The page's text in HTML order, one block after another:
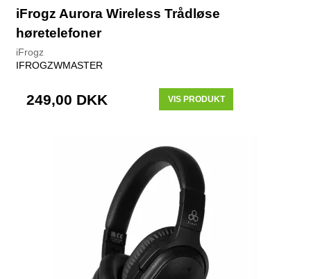
iFrogz Aurora Wireless Trådløse
høretelefoner
iFrogz
IFROGZWMASTER
249,00 DKK VIS PRODUKT